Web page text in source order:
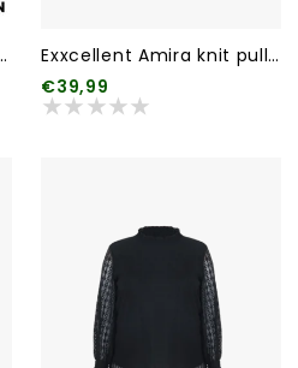
kleuren)
Exxcellent Amira knit pullover (2 kleuren)
€39,99